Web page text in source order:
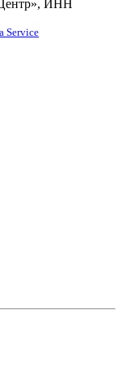
ИНН
Service